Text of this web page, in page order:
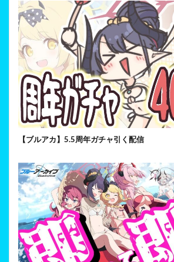
【ブルアカ】5.5周年ガチャ引く配信